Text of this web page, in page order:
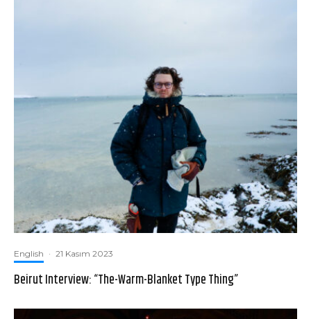
English · 21 Kasım 2023
Beirut Interview: “The-Warm-Blanket Type Thing”